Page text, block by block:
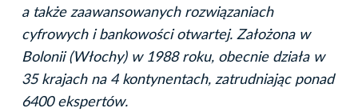
a także zaawansowanych rozwiązaniach
cyfrowych i bankowości otwartej. Założona w
Bolonii (Włochy) w 1988 roku, obecnie działa w
35 krajach na 4 kontynentach, zatrudniając ponad
6400 ekspertów.